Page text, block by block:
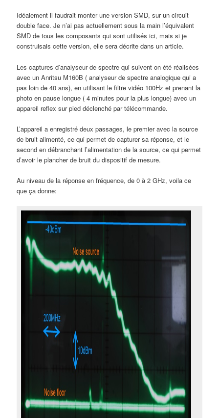
Idéalement il faudrait monter une version SMD, sur un circuit
double face. Je n’ai pas actuellement sous la main l’équivalent
SMD de tous les composants qui sont utilisés ici, mais si je
construisais cette version, elle sera décrite dans un article.
Les captures d’analyseur de spectre qui suivent on été réalisées
avec un Anritsu M160B ( analyseur de spectre analogique qui a
pas loin de 40 ans), en utilisant le filtre vidéo 100Hz et prenant la
photo en pause longue ( 4 minutes pour la plus longue) avec un
appareil reflex sur pied déclenché par télécommande.
L’appareil a enregistré deux passages, le premier avec la source
de bruit alimenté, ce qui permet de capturer sa réponse, et le
second en débranchant l’alimentation de la source, ce qui permet
d’avoir le plancher de bruit du dispositif de mesure.
Au niveau de la réponse en fréquence, de 0 à 2 GHz, voila ce
que ça donne: